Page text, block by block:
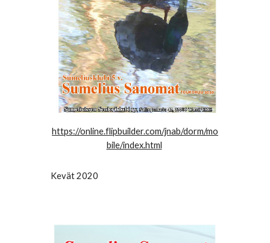
https://online.flipbuilder.com/jnab/dorm/mo
bile/index.html
Kevät 2020